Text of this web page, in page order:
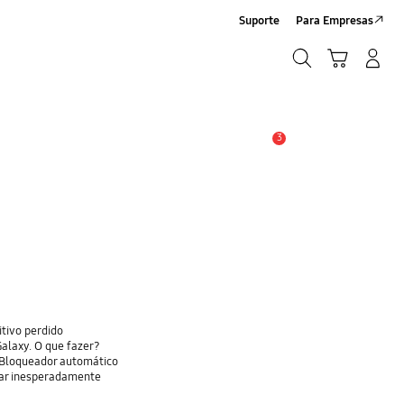
Suporte Para Empresas
3
perdido
O que fazer?
automático
inesperadamente